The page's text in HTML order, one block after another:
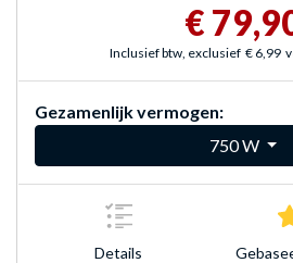
€
Inclusief btw, exclusief € 6,99
Gezamenlijk vermogen:
750 W
Details